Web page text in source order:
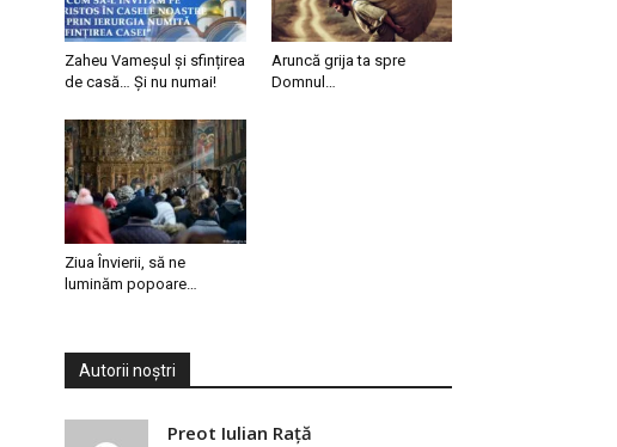
Zaheu Vameșul și sfințirea
de casă… Și nu numai!
Aruncă grija ta spre
Domnul…
Ziua Învierii, să ne
luminăm popoare…
Autorii noștri
Preot Iulian Raţă